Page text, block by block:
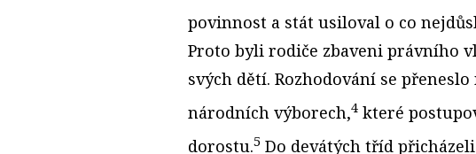
povinnost a stát usiloval o co
Proto byli rodiče zbaveni právního
svých dětí. Rozhodování se
národních výborech,4 které
dorostu.5 Do devátých tříd